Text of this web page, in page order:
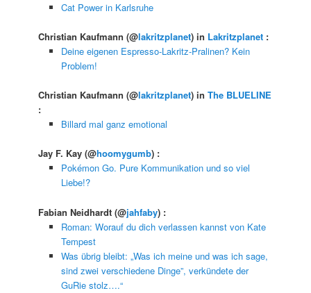
Cat Power in Karlsruhe
Christian Kaufmann(@lakritzplanet) in Lakritzplanet :
Deine eigenen Espresso-Lakritz-Pralinen? Kein
Problem!
Christian Kaufmann(@lakritzplanet) inThe BLUELINE
:
Billard mal ganz emotional
Jay F. Kay(@hoomygumb) :
Pokémon Go. Pure Kommunikation und so viel
Liebe!?
Fabian Neidhardt(@jahfaby) :
Roman: Worauf du dich verlassen kannst von Kate
Tempest
Was übrig bleibt: „Was ich meine und was ich sage,
sind zwei verschiedene Dinge”, verkündete der
GuRie stolz….“